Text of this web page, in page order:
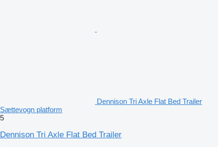
Dennison Tri Axle Flat Bed Trailer
Sættevogn platform
5
Dennison Tri Axle Flat Bed Trailer